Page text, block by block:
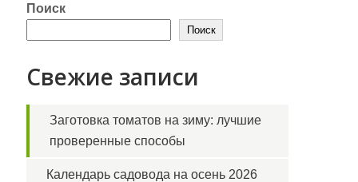
Поиск
Поиск
Свежие записи
Заготовка томатов на зиму: лучшие
проверенные способы
Календарь садовода на осень 2026